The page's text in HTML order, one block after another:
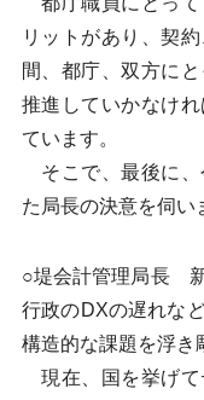
リットがあり、契
間、都庁、双方に
推進していかなけ
ています。
そこで、最後に、
た局長の決意を伺い
○堤会計管理局長 新
行政のDXの遅れな
構造的な課題を浮き
現在、国を挙げて